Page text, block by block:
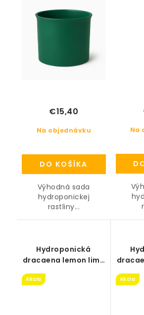
Na objednávku
€15,40
DO KOŠÍKA
Výhodná sada
hydroponickej
rastliny...
Na
Hydroponická
dracaena lemon lime
v hnedom kvetináči
Lechuza Delta 15
Akcia
v
Akcia